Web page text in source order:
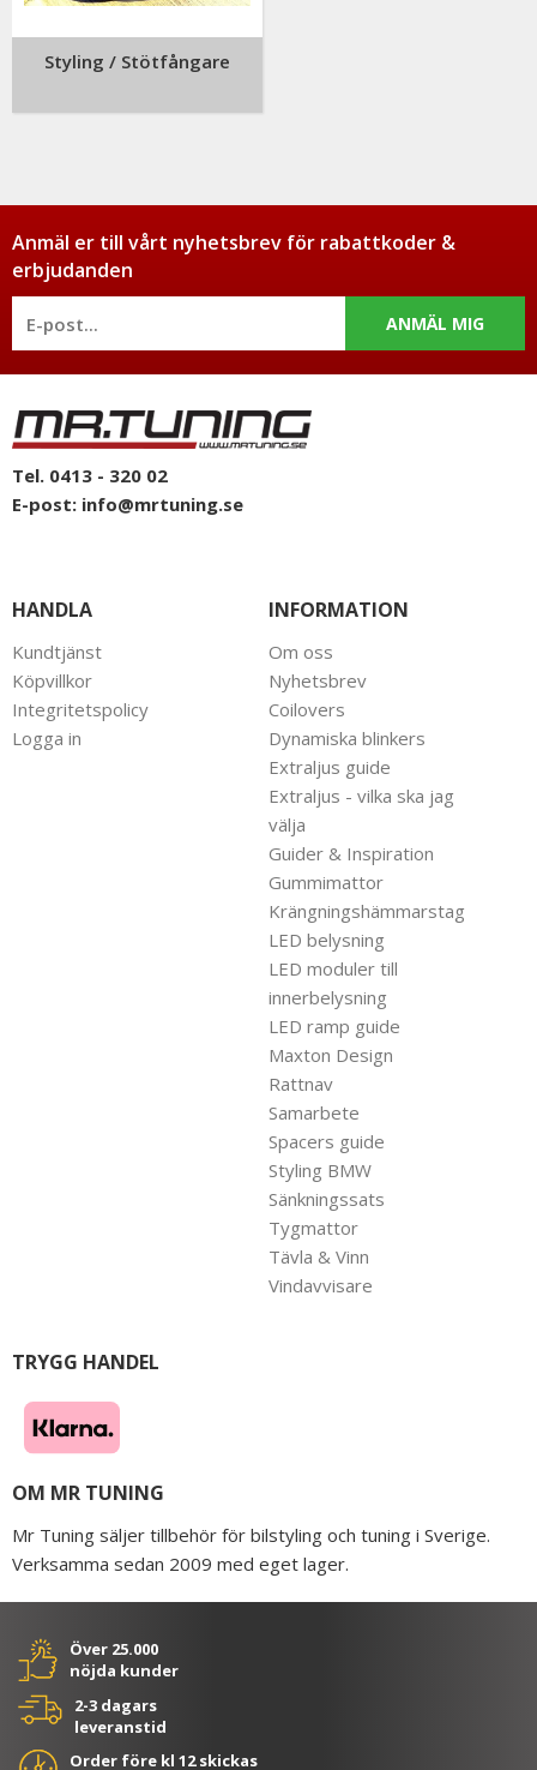
Styling / Stötfångare
Anmäl er till vårt nyhetsbrev för rabattkoder &
erbjudanden
ANMÄL MIG
Tel. 0413 - 320 02
E-post: info@mrtuning.se
HANDLA
Kundtjänst
Köpvillkor
Integritetspolicy
Logga in
INFORMATION
Om oss
Nyhetsbrev
Coilovers
Dynamiska blinkers
Extraljus guide
Extraljus - vilka ska jag
välja
Guider & Inspiration
Gummimattor
Krängningshämmarstag
LED belysning
LED moduler till
innerbelysning
LED ramp guide
Maxton Design
Rattnav
Samarbete
Spacers guide
Styling BMW
Sänkningssats
Tygmattor
Tävla & Vinn
Vindavvisare
TRYGG HANDEL
OM MR TUNING
Mr Tuning säljer tillbehör för bilstyling och tuning i Sverige.
Verksamma sedan 2009 med eget lager.
Över 25.000
nöjda kunder
2-3 dagars
leveranstid
Order före kl 12 skickas